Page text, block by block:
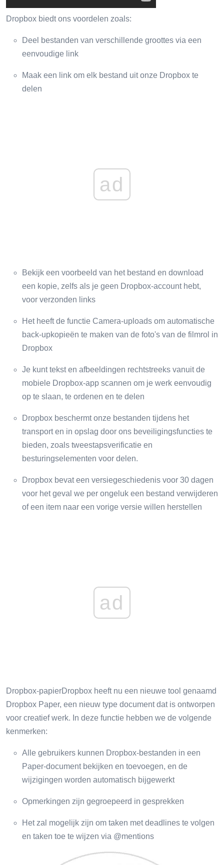
Dropbox biedt ons voordelen zoals:
Deel bestanden van verschillende groottes via een
eenvoudige link
Maak een link om elk bestand uit onze Dropbox te
delen
ad
Bekijk een voorbeeld van het bestand en download
een kopie, zelfs als je geen Dropbox-account hebt,
voor verzonden links
Het heeft de functie Camera-uploads om automatische
back-upkopieën te maken van de foto's van de filmrol in
Dropbox
Je kunt tekst en afbeeldingen rechtstreeks vanuit de
mobiele Dropbox-app scannen om je werk eenvoudig
op te slaan, te ordenen en te delen
Dropbox beschermt onze bestanden tijdens het
transport en in opslag door ons beveiligingsfuncties te
bieden, zoals tweestapsverificatie en
besturingselementen voor delen.
Dropbox bevat een versiegeschiedenis voor 30 dagen
voor het geval we per ongeluk een bestand verwijderen
of een item naar een vorige versie willen herstellen
ad
Dropbox-papierDropbox heeft nu een nieuwe tool genaamd
Dropbox Paper, een nieuw type document dat is ontworpen
voor creatief werk. In deze functie hebben we de volgende
kenmerken:
Alle gebruikers kunnen Dropbox-bestanden in een
Paper-document bekijken en toevoegen, en de
wijzigingen worden automatisch bijgewerkt
Opmerkingen zijn gegroepeerd in gesprekken
Het zal mogelijk zijn om taken met deadlines te volgen
en taken toe te wijzen via @mentions